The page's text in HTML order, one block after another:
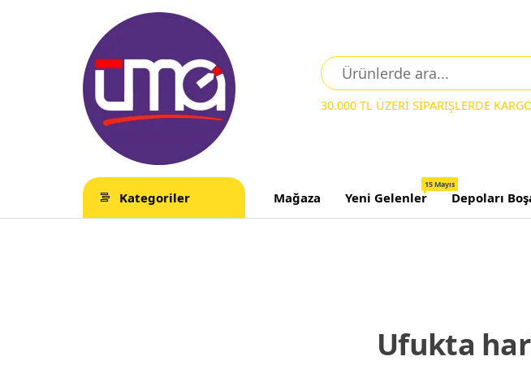
30.000 TL ÜZERİ SİPARİŞLERDE
Kategoriler Mağaza Yeni Gelenler
15 Mayıs
Depoları
Ufukta